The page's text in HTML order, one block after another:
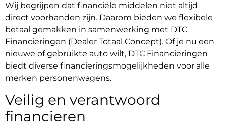
Wij begrijpen dat financiële middelen niet altijd
direct voorhanden zijn. Daarom bieden we flexibele
betaal gemakken in samenwerking met DTC
Financieringen (Dealer Totaal Concept). Of je nu een
nieuwe of gebruikte auto wilt, DTC Financieringen
biedt diverse financieringsmogelijkheden voor alle
merken personenwagens.
Veilig en verantwoord
financieren